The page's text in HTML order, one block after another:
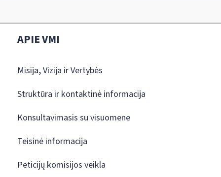
APIE VMI
Misija, Vizija ir Vertybės
Struktūra ir kontaktinė informacija
Konsultavimasis su visuomene
Teisinė informacija
Peticijų komisijos veikla